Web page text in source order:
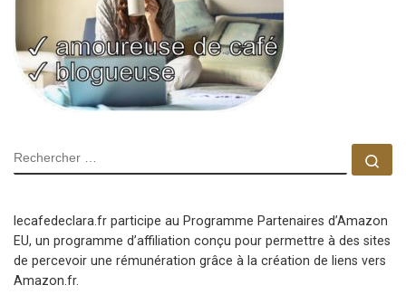
SEARCH
lecafedeclara.fr participe au Programme Partenaires d’Amazon
EU, un programme d’affiliation conçu pour permettre à des sites
de percevoir une rémunération grâce à la création de liens vers
Amazon.fr.